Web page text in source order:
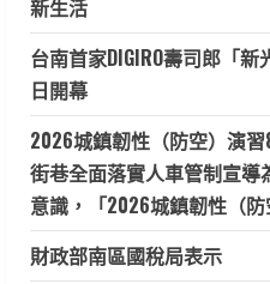
新生活
台南首家DIGIRO壽司郎「
日開幕
2026城鎮韌性（防空）演
街巷全面落實人車管制宣
意識，「2026城鎮韌性（防
財政部南區國稅局表示